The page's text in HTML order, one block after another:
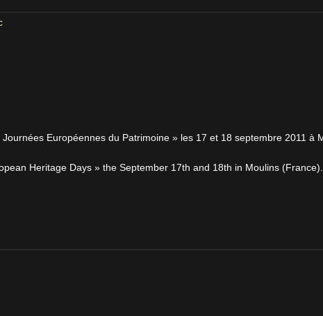
Européennes du Patrimoine » les 17 et 18 septembre 2011 à
Heritage Days » the September 17th and 18th in Moulins (France).